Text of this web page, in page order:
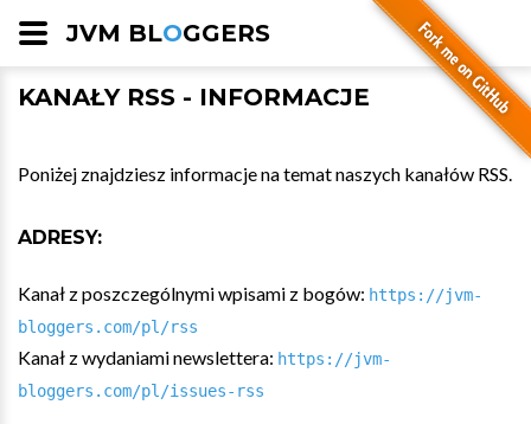
JVM BLOGGERS
KANAŁY RSS - INFORMACJE
Poniżej znajdziesz informacje na temat naszych kanałów RSS.
ADRESY:
Kanał z poszczególnymi wpisami z bogów: https://jvm-
bloggers.com/pl/rss
Kanał z wydaniami newslettera: https://jvm-
bloggers.com/pl/issues-rss